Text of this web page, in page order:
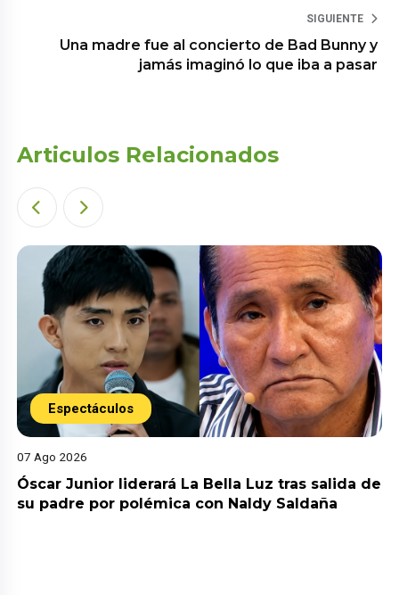
SIGUIENTE
Una madre fue al concierto de Bad Bunny y
jamás imaginó lo que iba a pasar
Articulos Relacionados
Espectáculos
07 Ago 2026
Óscar Junior liderará La Bella Luz tras salida de
su padre por polémica con Naldy Saldaña